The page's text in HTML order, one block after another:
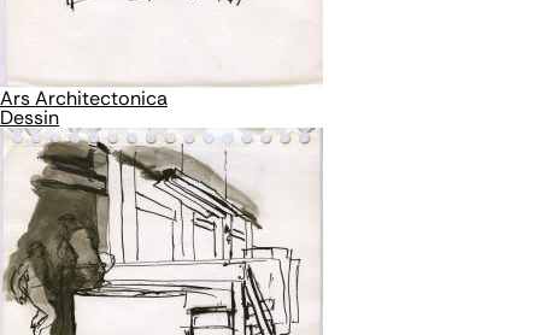
Ars Architectonica
Dessin